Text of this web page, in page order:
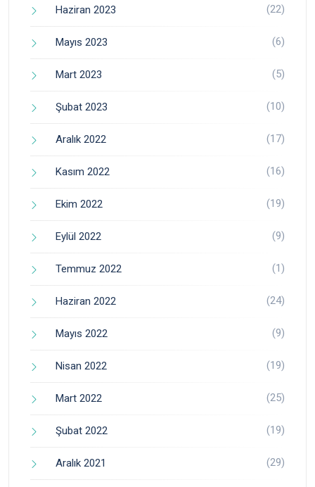
Haziran 2023 (22)
Mayıs 2023 (6)
Mart 2023 (5)
Şubat 2023 (10)
Aralık 2022 (17)
Kasım 2022 (16)
Ekim 2022 (19)
Eylül 2022 (9)
Temmuz 2022 (1)
Haziran 2022 (24)
Mayıs 2022 (9)
Nisan 2022 (19)
Mart 2022 (25)
Şubat 2022 (19)
Aralık 2021 (29)